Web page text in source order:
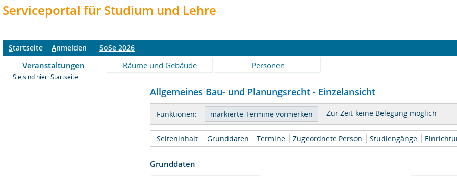
Serviceportal für Studium und Lehre
Startseite Anmelden SoSe 2026
Veranstaltungen Räume und Gebäude Personen
Sie sind hier: Startseite
Allgemeines Bau- und Planungsrecht - Einzelansicht
Funktionen: Zur Zeit keine Belegung möglich
Seiteninhalt: Grunddaten Termine Zugeordnete Person Studiengänge
Grunddaten